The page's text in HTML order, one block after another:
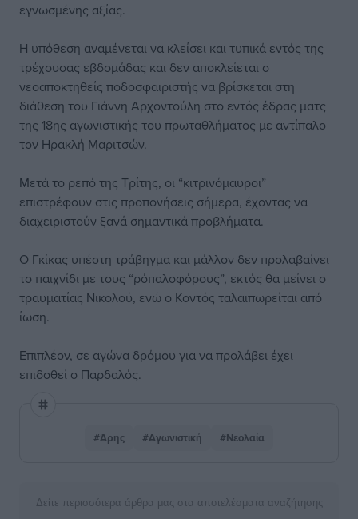
εγνωσμένης αξίας.
Η υπόθεση αναμένεται να κλείσει και τυπικά εντός της
τρέχουσας εβδομάδας και δεν αποκλείεται ο
νεοαποκτηθείς ποδοσφαιριστής να βρίσκεται στη
διάθεση του Γιάννη Αρχοντούλη στο εντός έδρας ματς
της 18ης αγωνιστικής του πρωταθλήματος με αντίπαλο
τον Ηρακλή Μαριτσών.
Μετά το ρεπό της Τρίτης, οι “κιτρινόμαυροι”
επιστρέφουν στις προπονήσεις σήμερα, έχοντας να
διαχειριστούν ξανά σημαντικά προβλήματα.
Ο Γκίκας υπέστη τράβηγμα και μάλλον δεν προλαβαίνει
το παιχνίδι με τους “ρόπαλοφόρους”, εκτός θα μείνει ο
τραυματίας Νικολού, ενώ ο Κοντός ταλαιπωρείται από
ίωση.
Επιπλέον, σε αγώνα δρόμου για να προλάβει έχει
επιδοθεί ο Παρδαλός.
#Άρης #Αγωνιστική #Νεολαία
Δείτε περισσότερα άρθρα μας στα αποτελέσματα αναζήτησης